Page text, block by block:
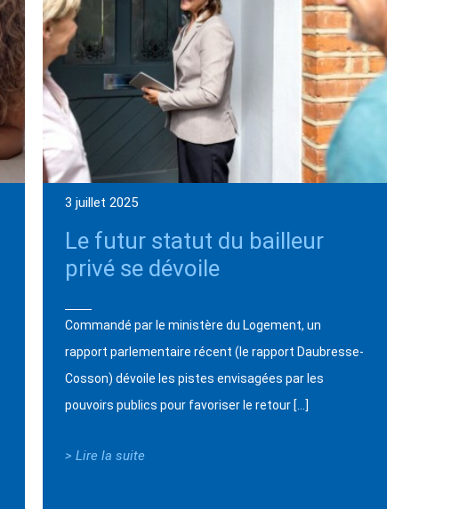
3 juillet 2025
Le futur statut du bailleur
privé se dévoile
Commandé par le ministère du Logement, un
rapport parlementaire récent (le rapport Daubresse-
Cosson) dévoile les pistes envisagées par les
pouvoirs publics pour favoriser le retour […]
> Lire la suite